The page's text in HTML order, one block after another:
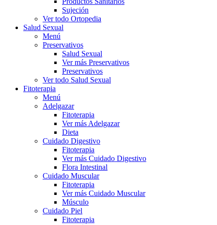
Sujeción
Ver todo Ortopedia
Salud Sexual
Menú
Preservativos
Salud Sexual
Ver más Preservativos
Preservativos
Ver todo Salud Sexual
Fitoterapia
Menú
Adelgazar
Fitoterapia
Ver más Adelgazar
Dieta
Cuidado Digestivo
Fitoterapia
Ver más Cuidado Digestivo
Flora Intestinal
Cuidado Muscular
Fitoterapia
Ver más Cuidado Muscular
Músculo
Cuidado Piel
Fitoterapia